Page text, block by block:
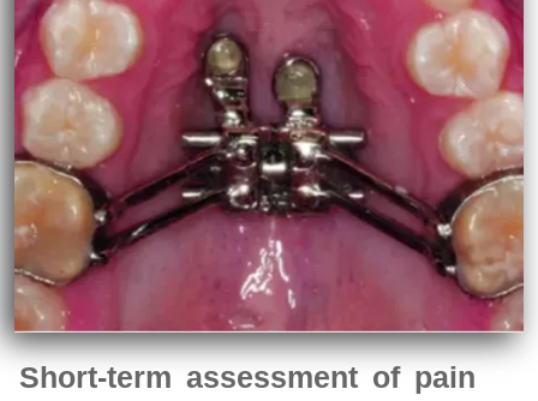
Short-term assessment of pain